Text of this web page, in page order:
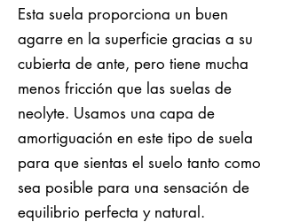
Esta suela proporciona un buen
agarre en la superficie gracias a su
cubierta de ante, pero tiene mucha
menos fricción que las suelas de
neolyte. Usamos una capa de
amortiguación en este tipo de suela
para que sientas el suelo tanto como
sea posible para una sensación de
equilibrio perfecta y natural.